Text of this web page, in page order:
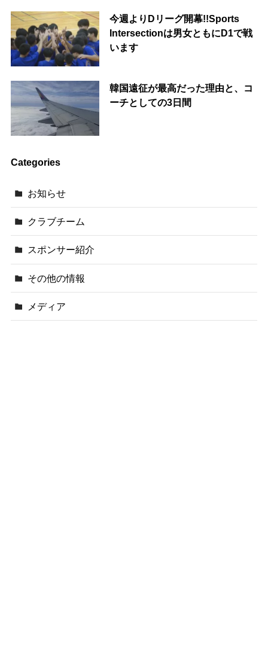
今週よりDリーグ開幕!!Sports
Intersectionは男女ともにD1で戦
います
韓国遠征が最高だった理由と、コ
ーチとしての3日間
Categories
お知らせ
クラブチーム
スポンサー紹介
その他の情報
メディア